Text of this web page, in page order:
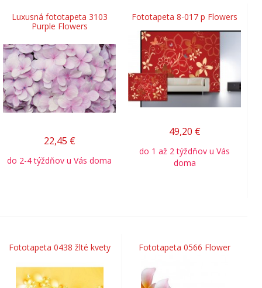
Luxusná fototapeta 3103
Purple Flowers
22,45 €
do 2-4 týždňov u Vás doma
Fototapeta 8-017 p Flowers
49,20 €
do 1 až 2 týždňov u Vás
doma
Fototapeta 0438 žlté kvety Fototapeta 0566 Flower